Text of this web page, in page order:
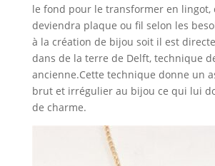
le fond pour le transformer en lingot,
deviendra plaque ou fil selon les
à la création de bijou soit il est
dans de la terre de Delft, technique
ancienne.Cette technique donne un
brut et irrégulier au bijou ce qui lui
de charme.